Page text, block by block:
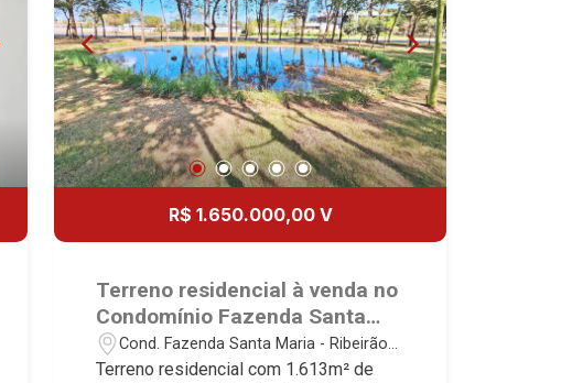
R$ 1.650.000,00 V
Terreno residencial à venda no
Condomínio Fazenda Santa
Maria, próximo ao Outlet Santa
Maria - Ribeirão Preto/SP.
Cond. Fazenda Santa Maria - Ribeirão
Preto/SP
Terreno residencial com 1.613m² de